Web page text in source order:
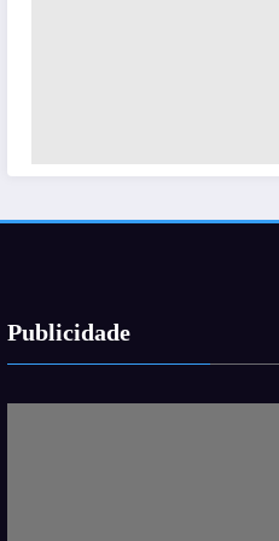
Publicidade